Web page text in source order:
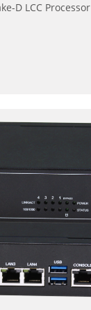
D LCC Processor